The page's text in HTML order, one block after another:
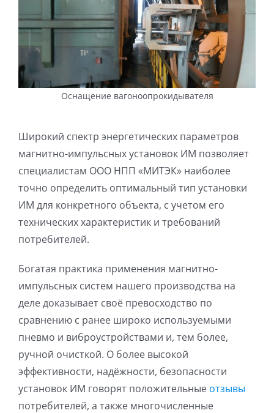
Оснащение вагоноопрокидывателя
Широкий спектр энергетических параметров
магнитно-импульсных установок ИМ позволяет
специалистам ООО НПП «МИТЭК» наиболее
точно определить оптимальный тип установки
ИМ для конкретного объекта, с учетом его
технических характеристик и требований
потребителей.
Богатая практика применения магнитно-
импульсных систем нашего производства на
деле доказывает своё превосходство по
сравнению с ранее широко используемыми
пневмо и виброустройствами и, тем более,
ручной очисткой. О более высокой
эффективности, надёжности, безопасности
установок ИМ говорят положительные отзывы
потребителей, а также многочисленные